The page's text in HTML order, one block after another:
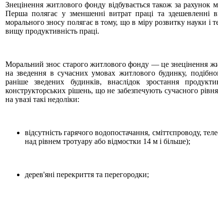
Знецінення житлового фонду відбувається також за рахунок
Перша полягає у зменшенні витрат праці та здешевленні
морального зносу полягає в тому, що в міру розвитку науки і
вищу продуктивність праці.
Моральний знос старого житлового фонду — це знецінення
на зведення в сучасних умовах житлового будинку,
раніше зведених будинків, внаслідок зростання
конструкторських рішень, що не забезпечують сучасного
на увазі такі недоліки:
відсутність гарячого водопостачання, сміттєпроводу,
над рівнем тротуару або відмостки 14 м і більше);
дерев'яні перекриття та перегородки;